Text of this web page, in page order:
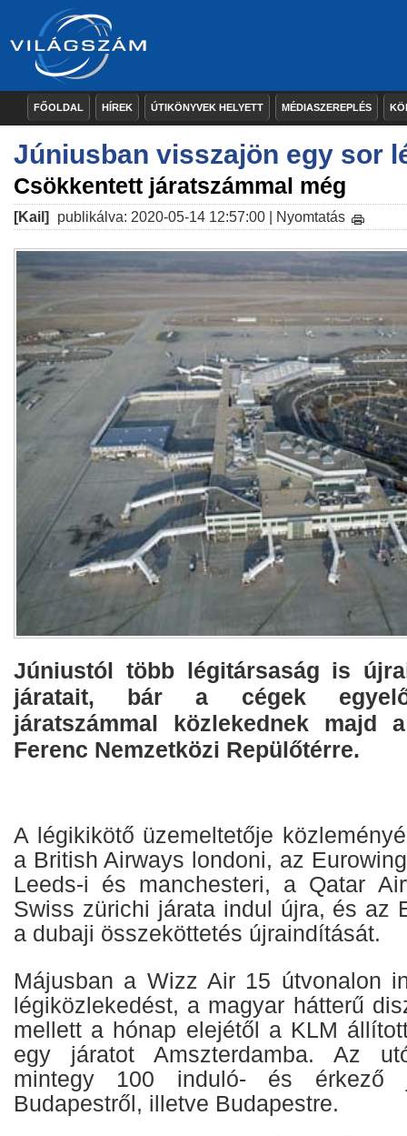
FŐOLDAL HÍREK ÚTIKÖNYVEK HELYETT MÉDIASZEREPLÉS
Júniusban visszajön egy sor
Csökkentett járatszámmal még
[Kail] publikálva: 2020-05-14 12:57:00 | Nyomtatás
Júniustól több légitársaság is
járatait, bár a cégek
járatszámmal közlekednek majd
Ferenc Nemzetközi Repülőtérre.
A légikikötő üzemeltetője
a British Airways londoni, az
Leeds-i és manchesteri, a Qatar
Swiss zürichi járata indul újra, és az
a dubaji összeköttetés újraindítását.
Májusban a Wizz Air 15 útvonalon
légiközlekedést, a magyar hátterű
mellett a hónap elejétől a KLM
egy járatot Amszterdamba. Az
mintegy 100 induló- és érkező
Budapestről, illetve Budapestre.